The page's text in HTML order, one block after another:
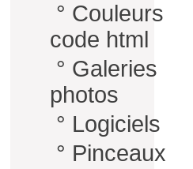
° Couleurs
code html
° Galeries
photos
° Logiciels
° Pinceaux